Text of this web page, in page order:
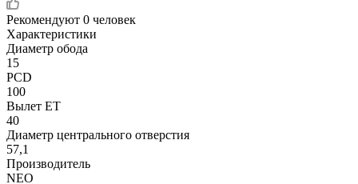
Рекомендуют 0 человек
Характеристики
Диаметр обода
15
PCD
100
Вылет ET
40
Диаметр центрального отверстия
57,1
Производитель
NEO